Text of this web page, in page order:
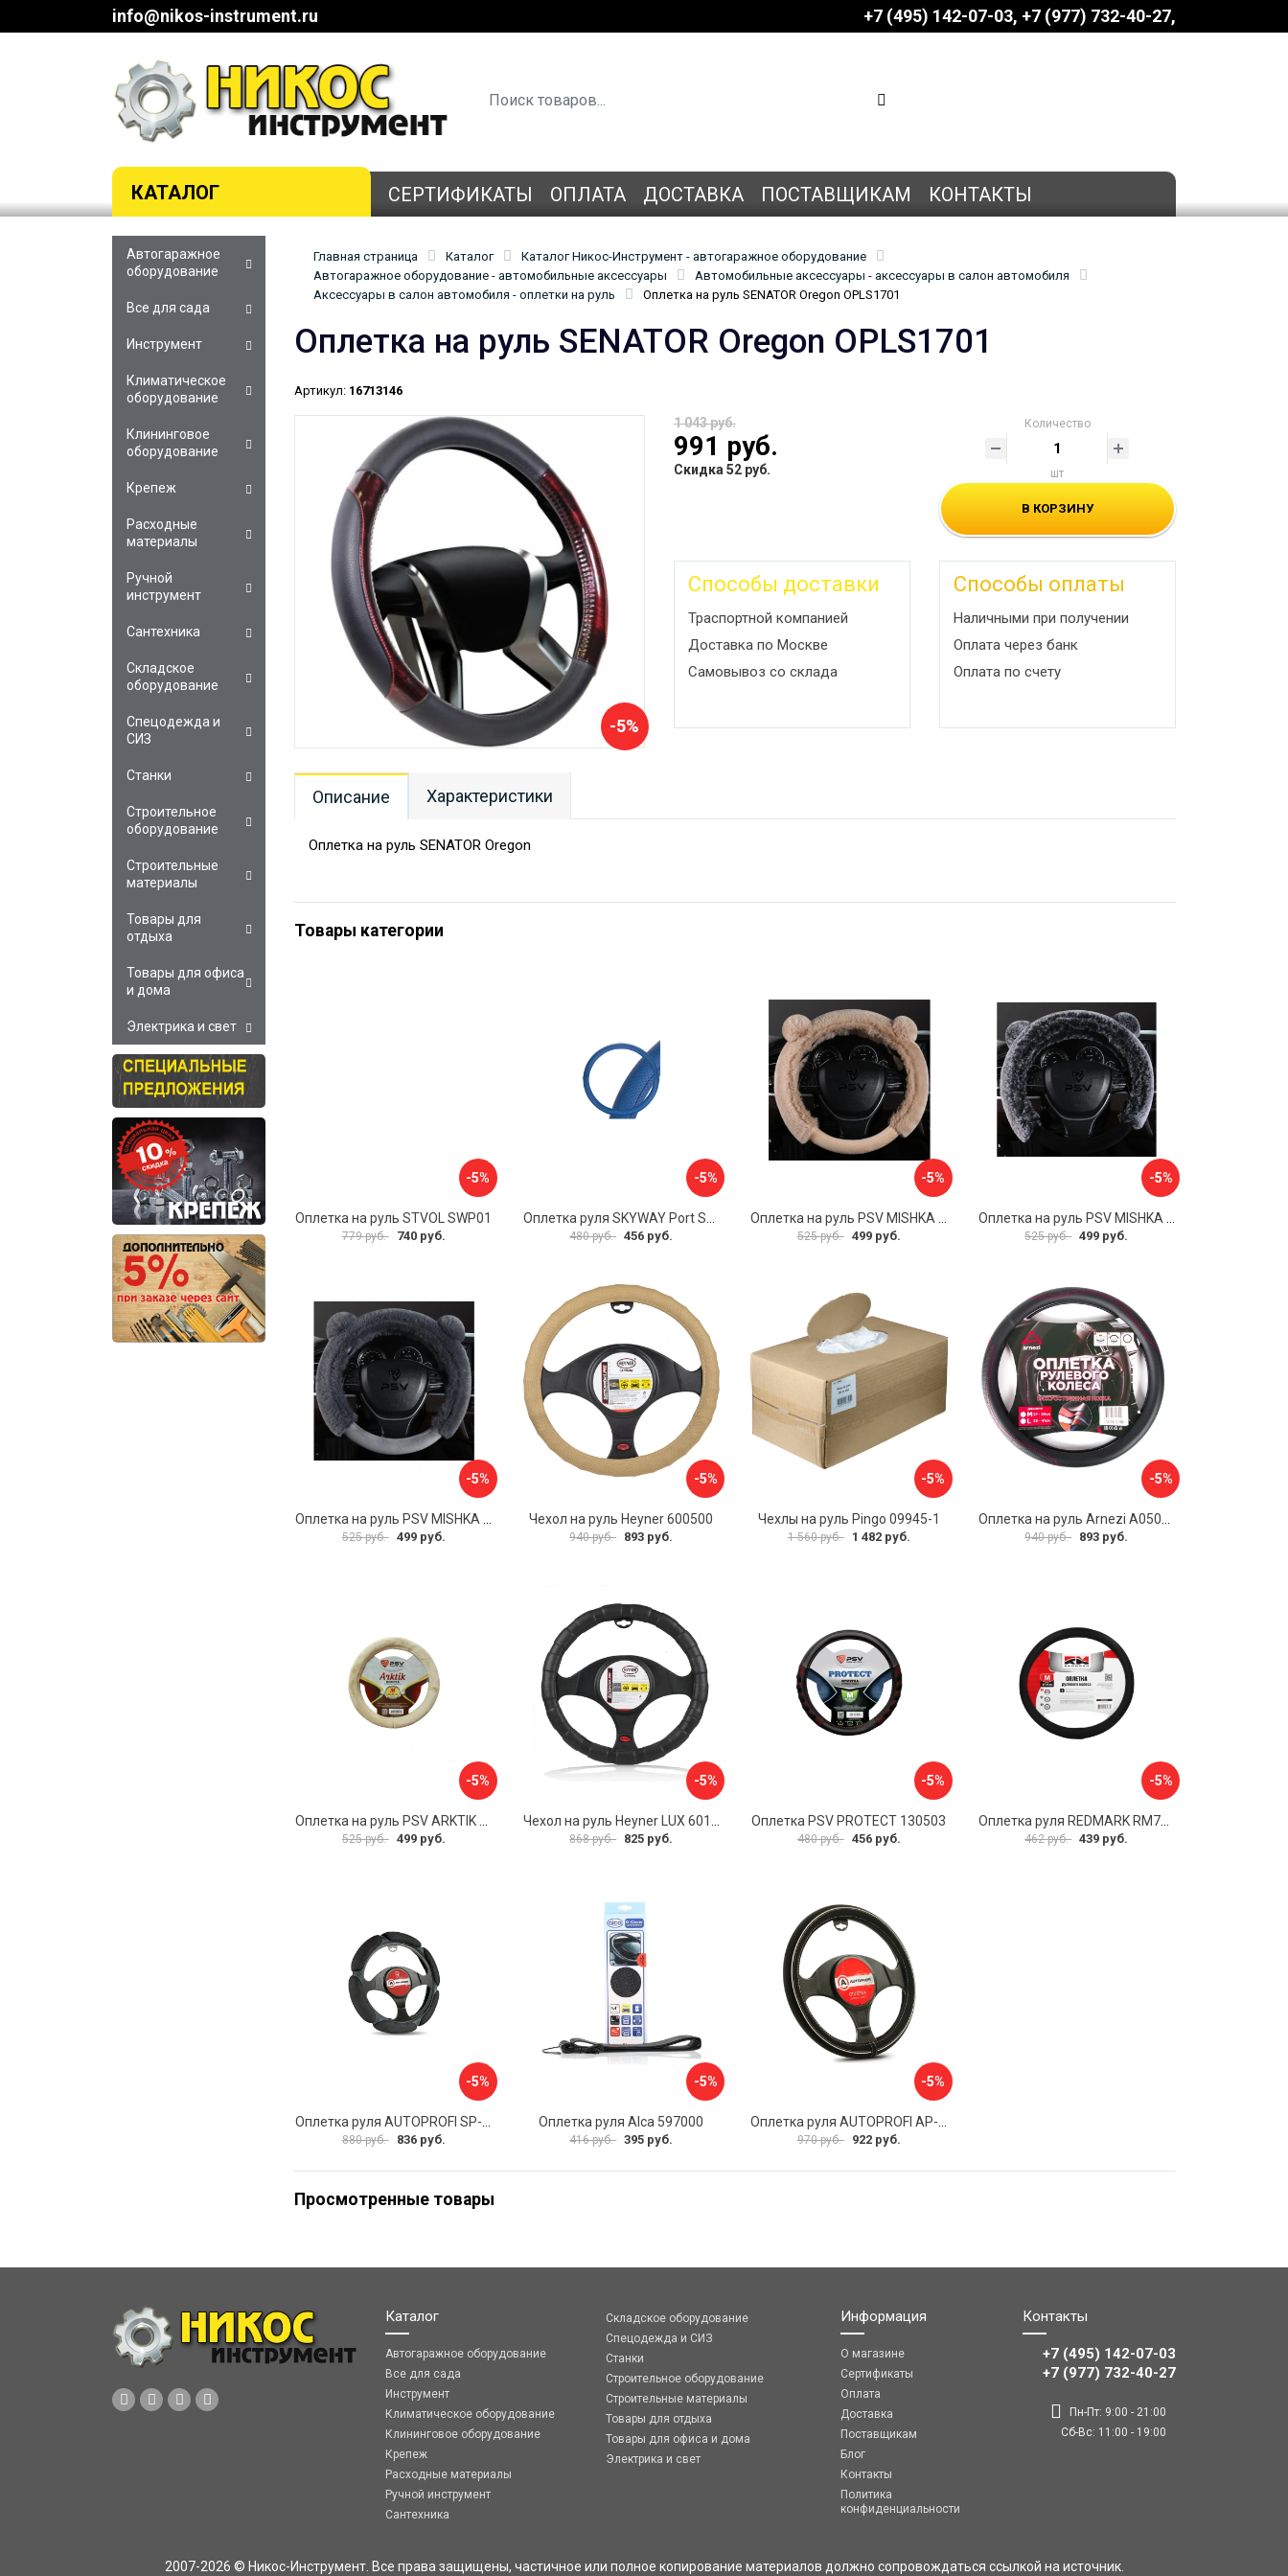
info@nikos-instrument.ru +7 (495) 142-07-03 ‎‎+7 (977) 732-40-27
КАТАЛОГ СЕРТИФИКАТЫ ОПЛАТА ДОСТАВКА ПОСТАВЩИКАМ КОНТАКТЫ
Главная страница Каталог
Каталог Никос-Инструмент - автогаражное оборудование
Автогаражное оборудование - автомобильные аксессуары
Автомобильные аксессуары - аксессуары в салон автомобиля
Аксессуары в салон автомобиля - оплетки на руль
Оплетка на руль SENATOR Oregon OPLS1701
Оплетка на руль SENATOR Oregon OPLS1701
Артикул: 16713146
-5%
1 043 руб.
991 руб.
Скидка 52 руб.
Количество
шт
В КОРЗИНУ
Способы доставки
Траспортной компанией
Доставка по Москве
Самовывоз со склада
Способы оплаты
Наличными при получении
Оплата через банк
Оплата по счету
Описание Характеристики
Оплетка на руль SENATOR Oregon
Товары категории
-5%
Оплетка на руль STVOL SWP01
779 руб. 740 руб.
-5%
480 руб. 456 руб.
-5%
525 руб. 499 руб.
-5%
525 руб. 499 руб.
-5%
Оплетка на руль PSV MISHKA Premium 136096
525 руб. 499 руб.
-5%
Чехол на руль Heyner 600500
940 руб. 893 руб.
-5%
Чехлы на руль Pingo 09945-1
1 560 руб. 1 482 руб.
-5%
Оплетка на руль Arnezi A0501040
940 руб. 893 руб.
-5%
525 руб. 499 руб.
-5%
868 руб. 825 руб.
-5%
Оплетка PSV PROTECT 130503
480 руб. 456 руб.
-5%
Оплетка руля REDMARK RM78002
462 руб. 439 руб.
-5%
880 руб. 836 руб.
-5%
Оплетка руля Alca 597000
416 руб. 395 руб.
-5%
970 руб. 922 руб.
Просмотренные товары
Автогаражное
оборудование
Все для сада
Инструмент
Климатическое
оборудование
Клининговое
оборудование
Крепеж
Расходные
материалы
Ручной
инструмент
Сантехника
Складское
оборудование
Спецодежда и
СИЗ
Станки
Строительное
оборудование
Строительные
материалы
Товары для
отдыха
Товары для офиса
и дома
Электрика и свет
Каталог
Автогаражное оборудование
Все для сада
Инструмент
Климатическое оборудование
Клининговое оборудование
Крепеж
Расходные материалы
Ручной инструмент
Сантехника
Складское оборудование
Спецодежда и СИЗ
Станки
Строительное оборудование
Строительные материалы
Товары для отдыха
Товары для офиса и дома
Электрика и свет
Информация
О магазине
Сертификаты
Оплата
Доставка
Поставщикам
Блог
Контакты
Политика
конфиденциальности
Контакты
+7 (495) 142-07-03
‎‎+7 (977) 732-40-27
Пн-Пт: 9:00 - 21:00
Сб-Вс: 11:00 - 19:00
2007-2026 © Никос-Инструмент. Все права защищены, частичное или полное копирование материалов должно сопровождаться ссылкой на источник.